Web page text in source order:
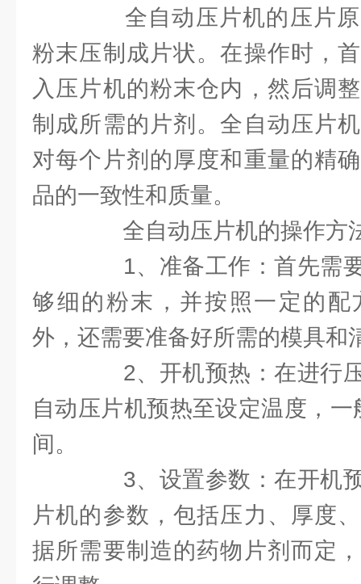
全自动压片机的压片原
粉末压制成片状。在操作时，
入压片机的粉末仓内，然后调
制成所需的片剂。全自动压片
对每个片剂的厚度和重量的精
品的一致性和质量。
全自动压片机的操作方
1、准备工作：首先需要
够细的粉末，并按照一定的配
外，还需要准备好所需的模具和
2、开机预热：在进行压
自动压片机预热至设定温度，
间。
3、设置参数：在开机预
片机的参数，包括压力、厚度
据所需要制造的药物片剂而定